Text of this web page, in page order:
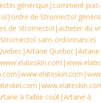
générique|comment
de Stromectol
de Stromectol|acheter du
sans ordonnance}
Quebec|Artane
à faible coût|Artane à